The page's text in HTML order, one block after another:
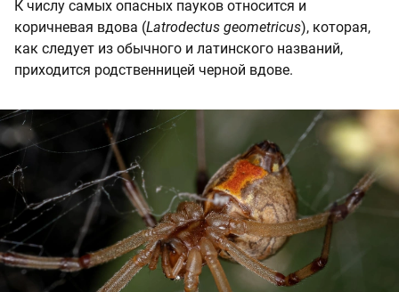
К числу самых опасных пауков относится и
коричневая вдова (Latrodectus geometricus), которая,
как следует из обычного и латинского названий,
приходится родственницей черной вдове.